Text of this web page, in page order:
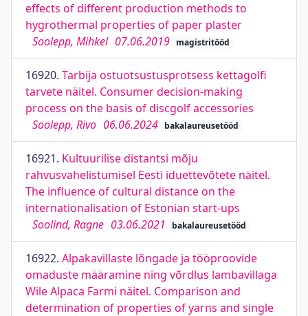
effects of different production methods to
hygrothermal properties of paper plaster
Soolepp, Mihkel 07.06.2019 magistritööd
16920. Tarbija ostuotsustusprotsess kettagolfi
tarvete näitel. Consumer decision-making
process on the basis of discgolf accessories
Soolepp, Rivo 06.06.2024 bakalaureusetööd
16921. Kultuurilise distantsi mõju
rahvusvahelistumisel Eesti iduettevõtete näitel.
The influence of cultural distance on the
internationalisation of Estonian start-ups
Soolind, Ragne 03.06.2021 bakalaureusetööd
16922. Alpakavillaste lõngade ja tööproovide
omaduste määramine ning võrdlus lambavillaga
Wile Alpaca Farmi näitel. Comparison and
determination of properties of yarns and single